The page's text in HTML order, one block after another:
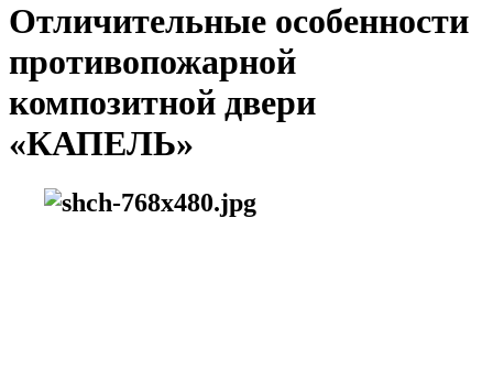
Отличительные особенности
противопожарной
композитной двери
«КАПЕЛЬ»